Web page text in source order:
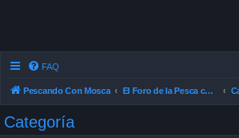
FAQ
Pescando Con Mosca El Foro de la Pesca con Mosca en Chile
Categoría